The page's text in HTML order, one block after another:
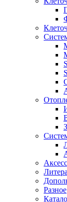
Разное